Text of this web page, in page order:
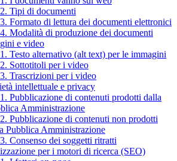
Tipi di documenti
Formato di lettura dei documenti elettronici
Modalità di produzione dei documenti
e video
Testo alternativo (alt text) per le immagini
Sottotitoli per i video
Trascrizioni per i video
intellettuale e privacy
Pubblicazione di contenuti prodotti dalla
Amministrazione
Pubblicazione di contenuti non prodotti
Pubblica Amministrazione
Consenso dei soggetti ritratti
per i motori di ricerca (SEO)